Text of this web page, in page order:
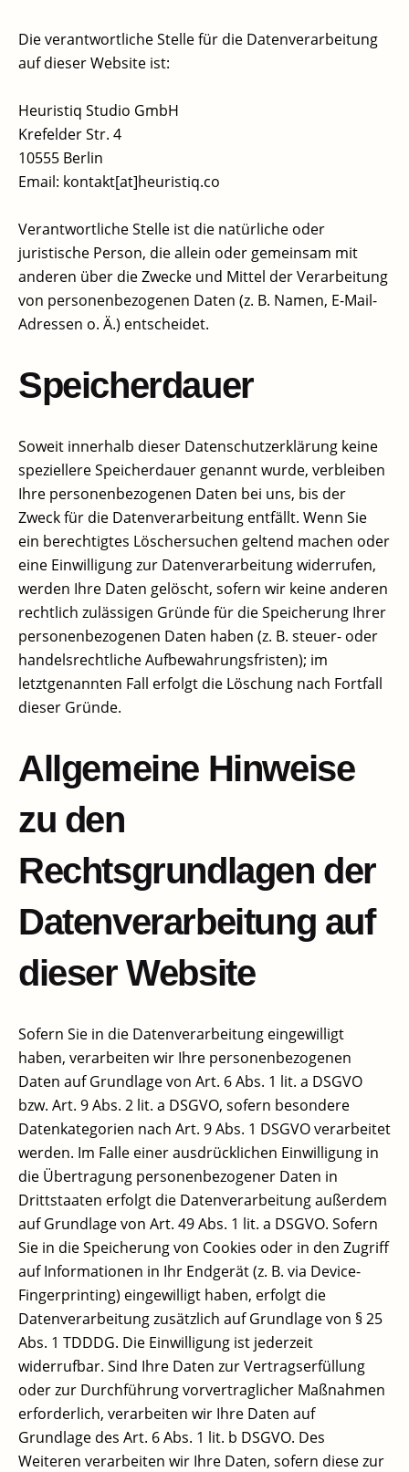
Die verantwortliche Stelle für die Datenverarbeitung
auf dieser Website ist:
Heuristiq Studio GmbH
Krefelder Str. 4
10555 Berlin
Email: kontakt[at]heuristiq.co
Verantwortliche Stelle ist die natürliche oder
juristische Person, die allein oder gemeinsam mit
anderen über die Zwecke und Mittel der Verarbeitung
von personenbezogenen Daten (z. B. Namen, E-Mail-
Adressen o. Ä.) entscheidet.​
Speicherdauer​
Soweit innerhalb dieser Datenschutzerklärung keine
speziellere Speicherdauer genannt wurde, verbleiben
Ihre personenbezogenen Daten bei uns, bis der
Zweck für die Datenverarbeitung entfällt. Wenn Sie
ein berechtigtes Löschersuchen geltend machen oder
eine Einwilligung zur Datenverarbeitung widerrufen,
werden Ihre Daten gelöscht, sofern wir keine anderen
rechtlich zulässigen Gründe für die Speicherung Ihrer
personenbezogenen Daten haben (z. B. steuer- oder
handelsrechtliche Aufbewahrungsfristen); im
letztgenannten Fall erfolgt die Löschung nach Fortfall
dieser Gründe.​
Allgemeine Hinweise
zu den
Rechtsgrundlagen der
Datenverarbeitung auf
dieser Website​
Sofern Sie in die Datenverarbeitung eingewilligt
haben, verarbeiten wir Ihre personenbezogenen
Daten auf Grundlage von Art. 6 Abs. 1 lit. a DSGVO
bzw. Art. 9 Abs. 2 lit. a DSGVO, sofern besondere
Datenkategorien nach Art. 9 Abs. 1 DSGVO verarbeitet
werden. Im Falle einer ausdrücklichen Einwilligung in
die Übertragung personenbezogener Daten in
Drittstaaten erfolgt die Datenverarbeitung außerdem
auf Grundlage von Art. 49 Abs. 1 lit. a DSGVO. Sofern
Sie in die Speicherung von Cookies oder in den Zugriff
auf Informationen in Ihr Endgerät (z. B. via Device-
Fingerprinting) eingewilligt haben, erfolgt die
Datenverarbeitung zusätzlich auf Grundlage von § 25
Abs. 1 TDDDG. Die Einwilligung ist jederzeit
widerrufbar. Sind Ihre Daten zur Vertragserfüllung
oder zur Durchführung vorvertraglicher Maßnahmen
erforderlich, verarbeiten wir Ihre Daten auf
Grundlage des Art. 6 Abs. 1 lit. b DSGVO. Des
Weiteren verarbeiten wir Ihre Daten, sofern diese zur